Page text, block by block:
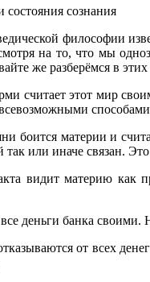
состояния сознания
философии
на то, что мы
же разберёмся в
считает этот мир
боится материи и
так или иначе связан.
видит материю как
деньги банка своими.
от всех